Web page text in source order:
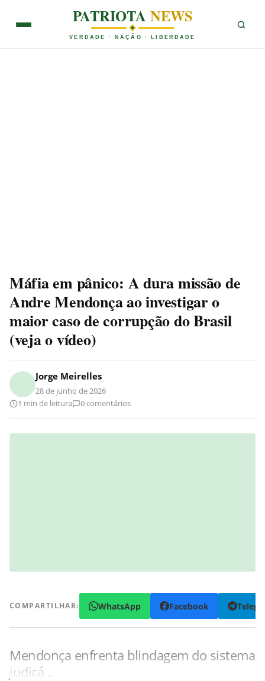
PATRIOTANEWS
VERDADE · NAÇÃO · LIBERDADE
Máfia em pânico: A dura missão de
Andre Mendonça ao investigar o
maior caso de corrupção do Brasil
(veja o vídeo)
Jorge Meirelles
28 de junho de 2026
1 min de leitura
0 comentários
COMPARTILHAR: WhatsApp Facebook
Mendonça enfrenta blindagem do sistema
judicá…